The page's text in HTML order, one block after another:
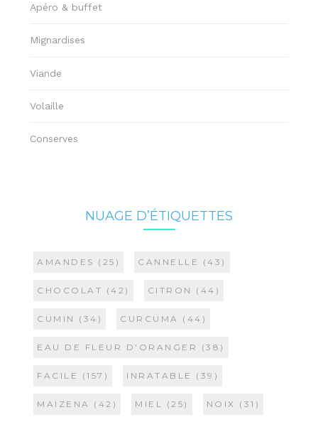
Apéro & buffet
Mignardises
Viande
Volaille
Conserves
NUAGE D’ÉTIQUETTES
AMANDES (25) CANNELLE (43)
CHOCOLAT (42) CITRON (44)
CUMIN (34) CURCUMA (44)
EAU DE FLEUR D'ORANGER (38)
FACILE (157) INRATABLE (39)
MAIZENA (42) MIEL (25) NOIX (31)